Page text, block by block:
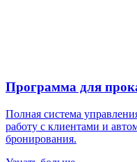
Программа для
Полная система
работу с клиентами и
бронирования.